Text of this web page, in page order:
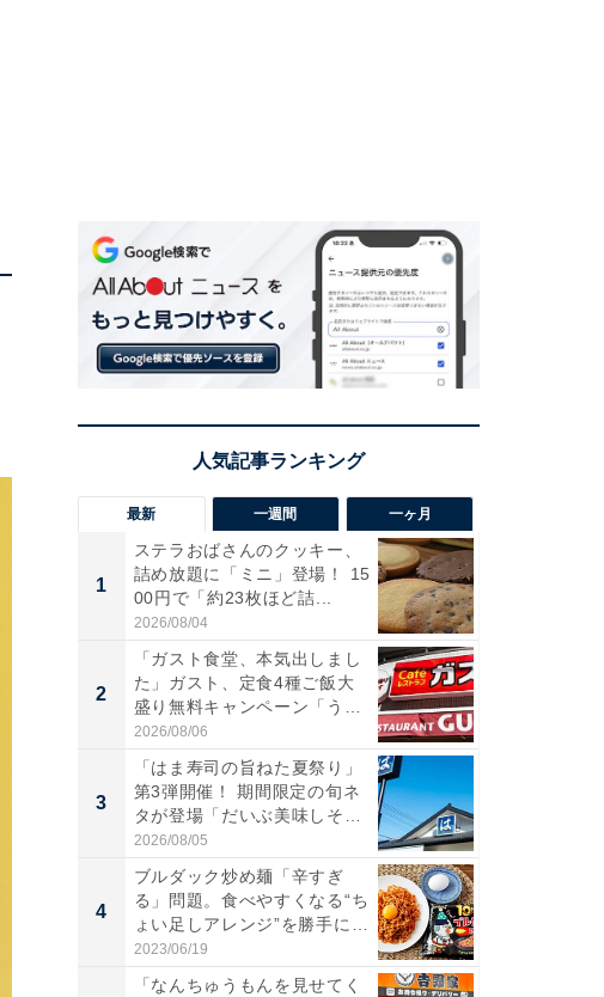
最新 一週間 一ヶ月
1
ステラおばさんのクッキー、
詰め放題に「ミニ」登場！ 15
00円で「約23枚ほど詰...
2026/08/04
2
「ガスト食堂、本気出しまし
た」ガスト、定食4種ご飯大
盛り無料キャンペーン「うお
お...
2026/08/06
3
「はま寿司の旨ねた夏祭り」
第3弾開催！ 期間限定の旬ネ
タが登場「だいぶ美味しそ
う...
2026/08/05
4
ブルダック炒め麺「辛すぎ
る」問題。食べやすくなる“ち
ょい足しアレンジ”を勝手に
ラ...
2023/06/19
「なんちゅうもんを見せてく